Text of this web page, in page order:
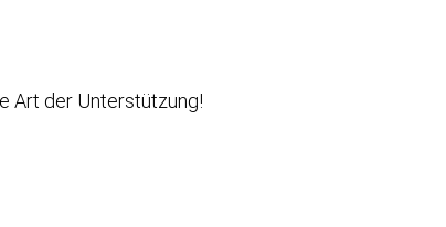
Art der Unterstützung!